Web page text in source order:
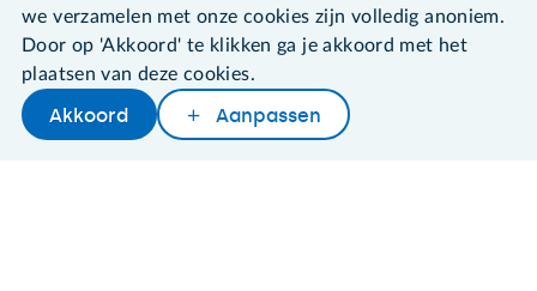
Later lezenDelenWoordenboek
Algemene voorwaarden
Cookies en cookie-instellingen
Disclaimer
Privacybeleid
we verzamelen met onze cookies zijn volledig anoniem.
Door op 'Akkoord' te klikken ga je akkoord met het
plaatsen van deze cookies.
Akkoord Aanpassen